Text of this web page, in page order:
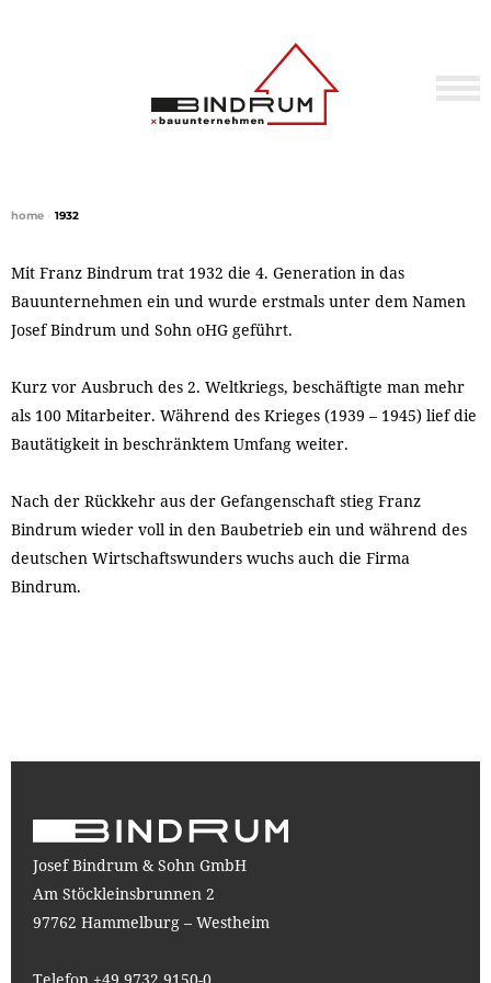
home 1932
Mit Franz Bindrum trat 1932 die 4. Generation in das
Bauunternehmen ein und wurde erstmals unter dem Namen
Josef Bindrum und Sohn oHG geführt.
Kurz vor Ausbruch des 2. Weltkriegs, beschäftigte man mehr
als 100 Mitarbeiter. Während des Krieges (1939 – 1945) lief die
Bautätigkeit in beschränktem Umfang weiter.
Nach der Rückkehr aus der Gefangenschaft stieg Franz
Bindrum wieder voll in den Baubetrieb ein und während des
deutschen Wirtschaftswunders wuchs auch die Firma
Bindrum.
Josef Bindrum & Sohn GmbH
Am Stöckleinsbrunnen 2
97762 Hammelburg – Westheim